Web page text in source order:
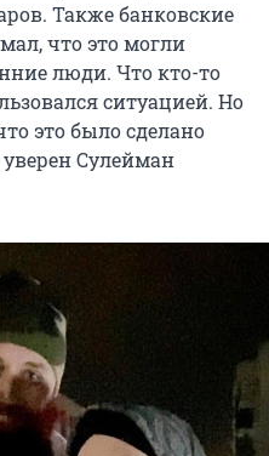
Также банковские
что это могли
люди. Что кто-то
ситуацией. Но
это было сделано
Сулейман